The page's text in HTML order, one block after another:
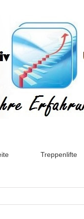
Treppenlifte